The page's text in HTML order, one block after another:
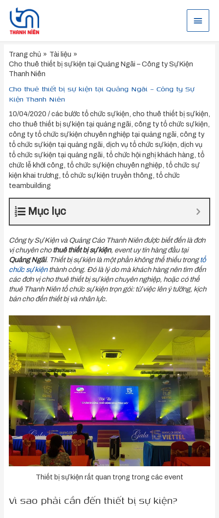
dung
Menu
Trang chủ
Tài liệu
Cho thuê thiết bị sự kiện tại Quảng Ngãi – Công ty Sự Kiện
Thanh Niên
Cho thuê thiết bị sự kiện tại Quảng Ngãi – Công ty Sự
Kiện Thanh Niên
10/04/2020 /các bước tổ chức sự kiện cho thuê thiết bị sự kiện
cho thuê thiết bị sự kiện tại quảng ngãi công ty tổ chức sự kiện
công ty tổ chức sự kiện chuyên nghiệp tại quảng ngãi công ty
tổ chức sự kiện tại quảng ngãi dịch vụ tổ chức sự kiện dịch vụ
tổ chức sự kiện tại quảng ngãi tổ chức hội nghị khách hàng tổ
chức lễ khởi công tổ chức sự kiện chuyên nghiệp tổ chức sự
kiện khai trương tổ chức sự kiện truyền thông tổ chức
teambuilding
Mục lục
Công ty Sự Kiện và Quảng Cáo Thanh Niên được biết đến là đơn
vị chuyên chothuê thiết bị sự kiện, event uy tín hàng đầu tại
Quảng Ngãi. Thiết bị sự kiện là một phần không thể thiếu trongtổ
chức sự kiệnthành công. Đó là lý do mà khách hàng nên tìm đến
các đơn vị cho thuê thiết bị sự kiện chuyên nghiệp, hoặc có thể
thuê Thanh Niên tổ chức sự kiện trọn gói: từ việc lên ý tưởng, kịch
bản cho đến thiết bị và nhân lực.
Thiết bị sự kiện rất quan trọng trong các event
Vì sao phải cần đến thiết bị sự kiện?